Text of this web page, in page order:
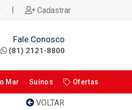
| Cadastrar
Fale Conosco
(81) 2121-8800
Mar Suínos Ofertas
VOLTAR